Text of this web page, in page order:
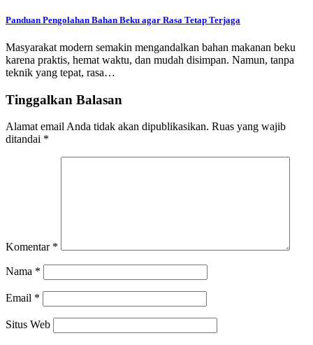
Panduan Pengolahan Bahan Beku agar Rasa Tetap Terjaga
Masyarakat modern semakin mengandalkan bahan makanan beku
karena praktis, hemat waktu, dan mudah disimpan. Namun, tanpa
teknik yang tepat, rasa…
Tinggalkan Balasan
Alamat email Anda tidak akan dipublikasikan. Ruas yang wajib
ditandai *
Komentar *
Nama *
Email *
Situs Web